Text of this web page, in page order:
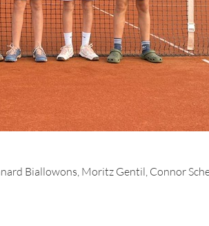
Biallowons, Moritz Gentil, Connor